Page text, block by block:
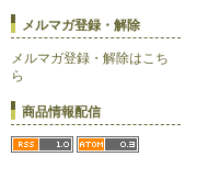
メルマガ登録・解除
メルマガ登録・解除はこち
ら
商品情報配信